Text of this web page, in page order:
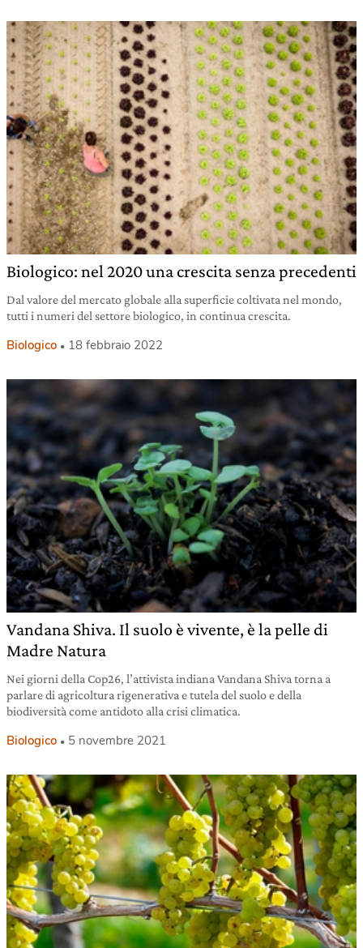
Biologico: nel 2020 una crescita senza precedenti
Dal valore del mercato globale alla superficie coltivata nel mondo,
tutti i numeri del settore biologico, in continua crescita.
Biologico 18 febbraio 2022
Vandana Shiva. Il suolo è vivente, è la pelle di
Madre Natura
Nei giorni della Cop26, l’attivista indiana Vandana Shiva torna a
parlare di agricoltura rigenerativa e tutela del suolo e della
biodiversità come antidoto alla crisi climatica.
Biologico 5 novembre 2021